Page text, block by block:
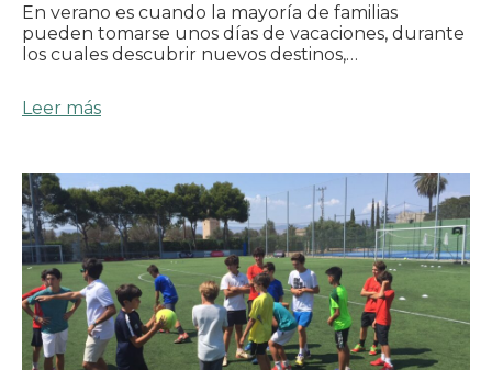
En verano es cuando la mayoría de familias
pueden tomarse unos días de vacaciones, durante
los cuales descubrir nuevos destinos,…
Leer más